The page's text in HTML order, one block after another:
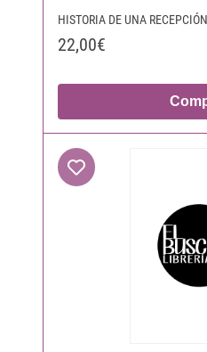
HISTORIA DE UNA RECEPCIÓN
22,00€